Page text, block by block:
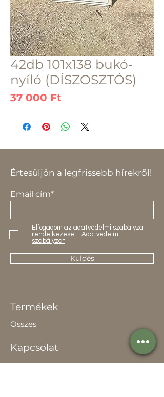
42db 101x138 bukó-
nyíló (DÍSZOSZTÓS)
37 000 Ft
Értesüljön a legfrissebb hírekről!
Email cím*
Elfogadom az adatvédelmi szabályzat
rendelkezéseit. Adatvédelmi
szabályzat
Küldés
Termékek
Összes
Kapcsolat
Elérhetőség